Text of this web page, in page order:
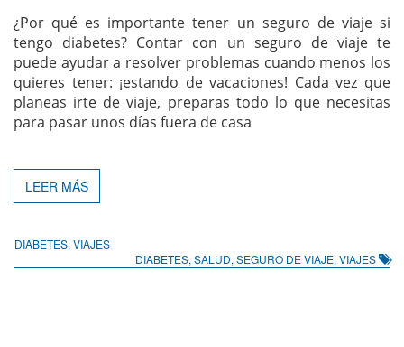
¿Por qué es importante tener un seguro de viaje si
tengo diabetes? Contar con un seguro de viaje te
puede ayudar a resolver problemas cuando menos los
quieres tener: ¡estando de vacaciones! Cada vez que
planeas irte de viaje, preparas todo lo que necesitas
para pasar unos días fuera de casa
LEER MÁS
DIABETES, VIAJES
DIABETES, SALUD, SEGURO DE VIAJE, VIAJES